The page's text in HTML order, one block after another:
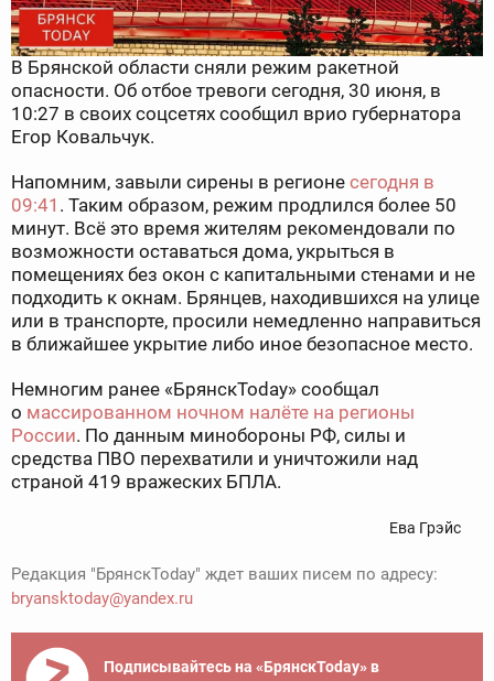
В Брянской области сняли режим ракетной
опасности. Об отбое тревоги сегодня, 30 июня, в
10:27 в своих соцсетях сообщил врио губернатора
Егор Ковальчук.
Напомним, завыли сирены в регионе сегодня в
09:41 . Таким образом, режим продлился более 50
минут. Всё это время жителям рекомендовали по
возможности оставаться дома, укрыться в
помещениях без окон с капитальными стенами и не
подходить к окнам. Брянцев, находившихся на улице
или в транспорте, просили немедленно направиться
в ближайшее укрытие либо иное безопасное место.
Немногим ранее «БрянскToday» сообщал
о массированном ночном налёте на регионы
России. По данным минобороны РФ, силы и
средства ПВО перехватили и уничтожили над
страной 419 вражеских БПЛА.
Ева Грэйс
Редакция "БрянскToday" ждет ваших писем по адресу:
bryansktoday@yandex.ru
Подписывайтесь на «БрянскToday» в